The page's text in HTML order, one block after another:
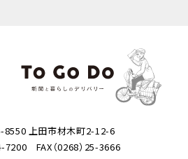
上田市材木町2-12-6
7200 FAX（0268）25-3666